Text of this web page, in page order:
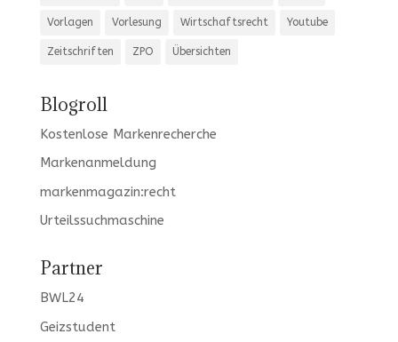
Vorlagen Vorlesung Wirtschaftsrecht Youtube
Zeitschriften ZPO Übersichten
Blogroll
Kostenlose Markenrecherche
Markenanmeldung
markenmagazin:recht
Urteilssuchmaschine
Partner
BWL24
Geizstudent